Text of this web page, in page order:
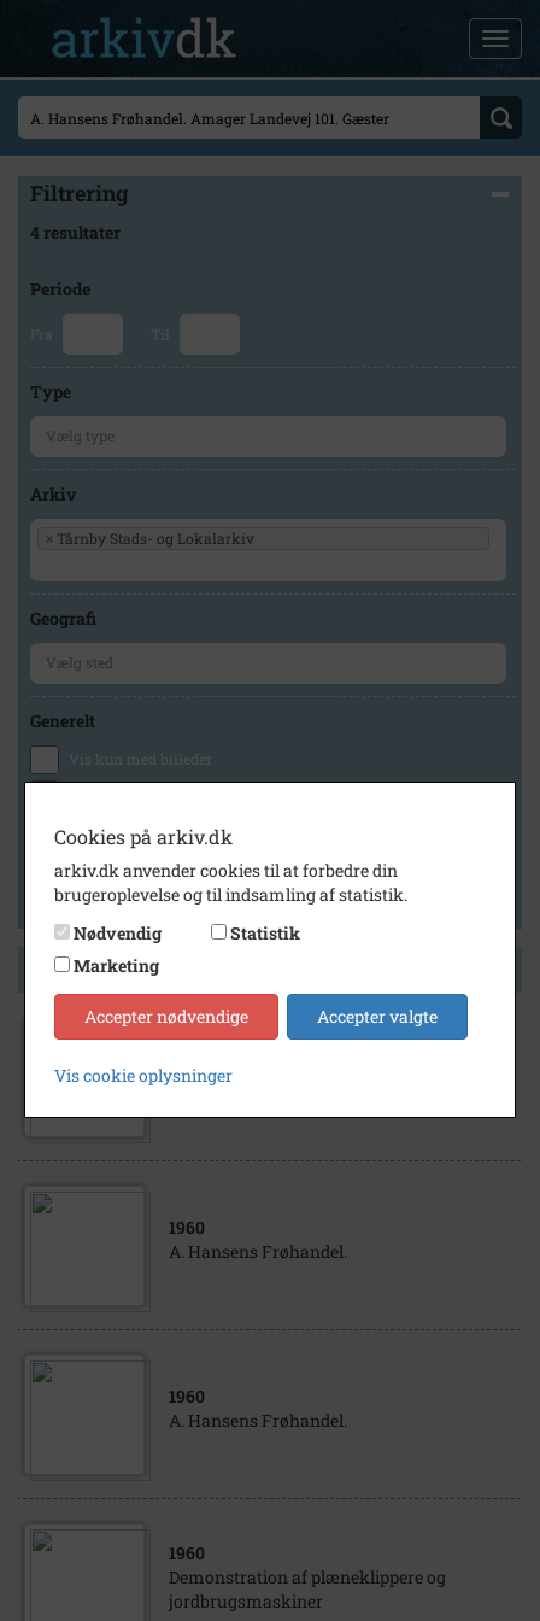
Filtrering
4 resultater
Periode
Fra Til
Type
Arkiv
× Tårnby Stads- og Lokalarkiv
Geografi
Generelt
Vis kun med billeder
Vis kun med lydklip
Vis kun med kilder
Vis kun med geo-tag
Side 1 af 1
A. Hansens Frøhandel.
1960
A. Hansens Frøhandel.
1960
A. Hansens Frøhandel.
1960
Demonstration af plæneklippere og
jordbrugsmaskiner
Cookies på arkiv.dk
arkiv.dk anvender cookies til at forbedre din
brugeroplevelse og til indsamling af statistik.
Nødvendig
Statistik
Marketing
Accepter nødvendige Accepter valgte
Vis cookie oplysninger